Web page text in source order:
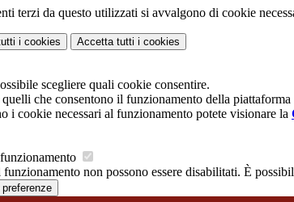
terzi da questo utilizzati si avvalgono di cookie
i cookies Accetta tutti i cookies
scegliere quali cookie consentire.
che consentono il funzionamento della
i cookie necessari al funzionamento potete visionare la
non possono essere disabilitati. È